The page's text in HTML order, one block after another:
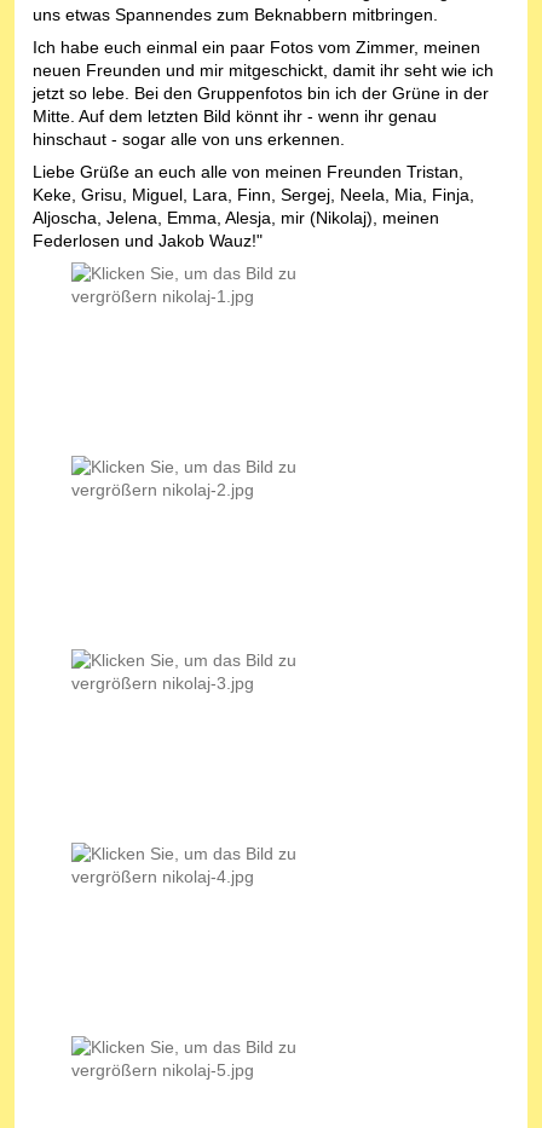
uns etwas Spannendes zum Beknabbern mitbringen.
Ich habe euch einmal ein paar Fotos vom Zimmer, meinen
neuen Freunden und mir mitgeschickt, damit ihr seht wie ich
jetzt so lebe. Bei den Gruppenfotos bin ich der Grüne in der
Mitte. Auf dem letzten Bild könnt ihr - wenn ihr genau
hinschaut - sogar alle von uns erkennen.
Liebe Grüße an euch alle von meinen Freunden Tristan,
Keke, Grisu, Miguel, Lara, Finn, Sergej, Neela, Mia, Finja,
Aljoscha, Jelena, Emma, Alesja, mir (Nikolaj), meinen
Federlosen und Jakob Wauz!"